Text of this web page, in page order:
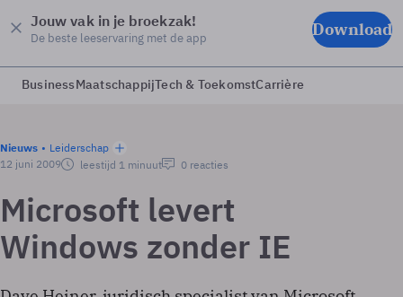
Jouw vak in je broekzak!
De beste leeservaring met de app Download
BusinessMaatschappijTech & ToekomstCarrière
Nieuws
Leiderschap
12 juni 2009
leestijd 1 minuut 0 reacties
Microsoft levert
Windows zonder IE